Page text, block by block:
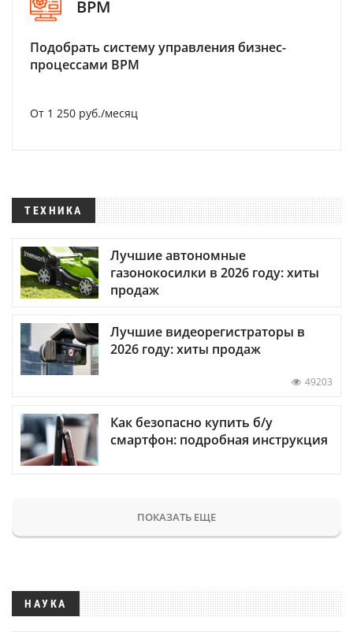
BPM
Подобрать систему управления бизнес-
процессами BPM
От 1 250 руб./месяц
ТЕХНИКА
Лучшие автономные
газонокосилки в 2026 году: хиты
продаж
Лучшие видеорегистраторы в
2026 году: хиты продаж
49203
Как безопасно купить б/у
смартфон: подробная инструкция
ПОКАЗАТЬ ЕЩЕ
НАУКА